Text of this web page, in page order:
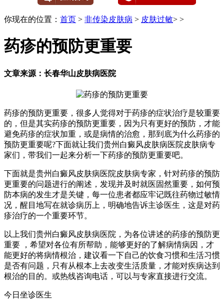
你现在的位置： 首页 > 非传染皮肤病 > 皮肤过敏> >
药疹的预防更重要
文章来源：长春华山皮肤病医院
药疹的预防更重要，很多人觉得对于药疹的症状治疗是较重要
的，但是其实药疹的预防更重要，因为只有更好的预防，才能
避免药疹的症状加重，或是病情的治愈，那到底为什么药疹的
预防更重要呢?下面就让我们贵州白癜风皮肤病医院皮肤病专
家们，带我们一起来分析一下药疹的预防更重要吧。
下面就是贵州白癜风皮肤病医院皮肤病专家，针对药疹的预防
更重要的问题进行的阐述，发现并及时就医固然重要，如何预
防本病的发生才是关键，每一位患者都应牢记既往药物过敏情
况，醒目地写在就诊病历上，明确地告诉主诊医生，这是对药
疹治疗的一个重要环节。
以上我们贵州白癜风皮肤病医院，为各位讲述的药疹的预防更
重要 ，希望对各位有所帮助，能够更好的了解病情病因，才
能更好的将病情根治，建议看一下自己的饮食习惯和生活习惯
是否有问题，只有从根本上去改变生活质量，才能对疾病达到
根治的目的。或热线咨询电话，可以与专家直接进行交流。
今日坐诊医生